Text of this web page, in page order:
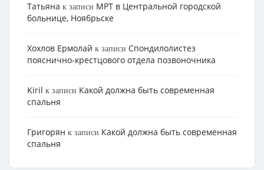
Татьяна к записи МРТ в Центральной городской
больнице, Ноябрьске
Хохлов Ермолай к записи Cпондилолистез
пояснично-крестцового отдела позвоночника
Kiril к записи Какой должна быть современная
спальня
Григорян к записи Какой должна быть современная
спальня